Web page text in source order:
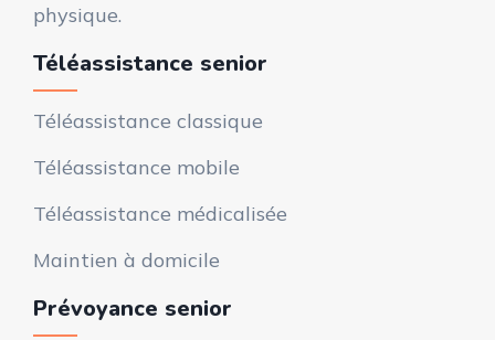
physique.
Téléassistance senior
Téléassistance classique
Téléassistance mobile
Téléassistance médicalisée
Maintien à domicile
Prévoyance senior